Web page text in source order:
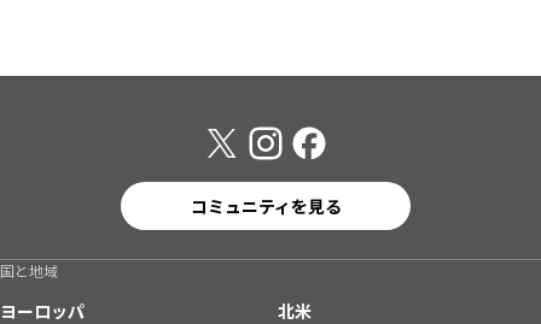
コミュニティを見る
国と地域
ヨーロッパ
北米